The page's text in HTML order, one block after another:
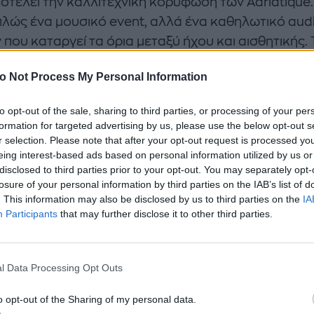
Not Process My Personal Information
opt-out of the sale, sharing to third parties, or processing of your
for targeted advertising by us, please use the below opt-out
selection. Please note that after your opt-out request is processed
interest-based ads based on personal information utilized by us
to third parties prior to your opt-out. You may separately
of your personal information by third parties on the IAB’s list of
This information may also be disclosed by us to third parties on the
Participants that may further disclose it to other third parties.
Data Processing Opt Outs
opt-out of the Sharing of my personal data.
ένα μουσικό event, αλλά ένα καθηλωτικό
καταργεί τα όρια μεταξύ ήχου και αισθητικής.
στον δυναμισμό της techno και τη μελωδική
δημιουργώντας την ιδανική συναισθηματική
ατμοσφαιρικό sunset set.
Production:Ένα state-of-the-art stage design
που προσαρμόζεται στην industrial
Πέτρας.
το φυσικό τοπίο σε μια μυσταγωγική
μέχρι το σκοτάδι.